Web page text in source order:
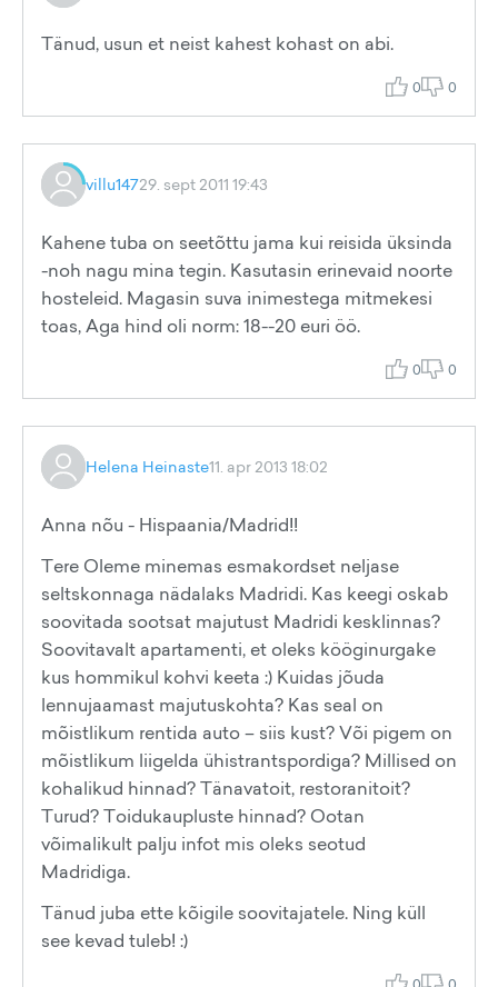
Tänud, usun et neist kahest kohast on abi.
0 0
villu14729. sept 2011 19:43
Kahene tuba on seetõttu jama kui reisida üksinda
-noh nagu mina tegin. Kasutasin erinevaid noorte
hosteleid. Magasin suva inimestega mitmekesi
toas, Aga hind oli norm: 18--20 euri öö.
0 0
Helena Heinaste11. apr 2013 18:02
Anna nõu - Hispaania/Madrid!!
Tere Oleme minemas esmakordset neljase
seltskonnaga nädalaks Madridi. Kas keegi oskab
soovitada sootsat majutust Madridi kesklinnas?
Soovitavalt apartamenti, et oleks kööginurgake
kus hommikul kohvi keeta :) Kuidas jõuda
lennujaamast majutuskohta? Kas seal on
mõistlikum rentida auto – siis kust? Või pigem on
mõistlikum liigelda ühistrantspordiga? Millised on
kohalikud hinnad? Tänavatoit, restoranitoit?
Turud? Toidukaupluste hinnad? Ootan
võimalikult palju infot mis oleks seotud
Madridiga.
Tänud juba ette kõigile soovitajatele. Ning küll
see kevad tuleb! :)